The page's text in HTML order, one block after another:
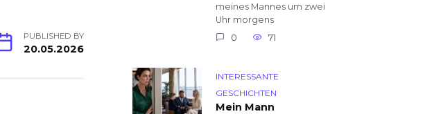
PUBLISHED BY
20.05.2026
meines Mannes um zwei
Uhr morgens
0
71
INTERESSANTE
GESCHICHTEN
Mein Mann